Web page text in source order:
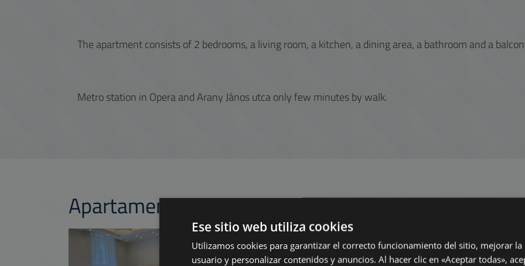
The apartment consists of 2 bedrooms, a living room, a kitchen, a dining area, a bathroom and a
Metro station in Opera and Arany János utca only few minutes by walk.
Apartamentos similaresen Budapest en el mismo
Ese sitio web utiliza cookies
Utilizamos cookies para garantizar el correcto funcionamiento del sitio, mejorar la
usuario y personalizar contenidos y anuncios. Al hacer clic en «Aceptar todas»,